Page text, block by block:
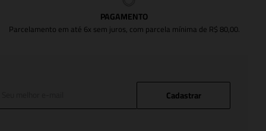
PAGAMENTO
Parcelamento em até 6x sem juros, com parcela mínima de R$ 80,00.
Cadastrar